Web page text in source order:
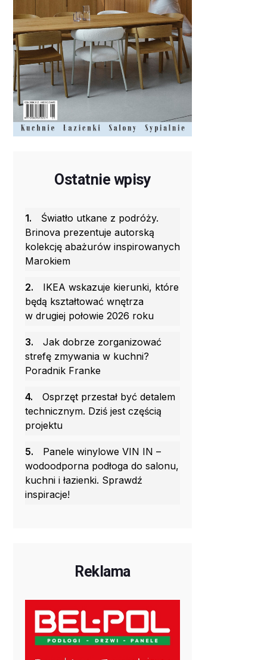
Ostatnie wpisy
1.
Światło utkane z podróży.
Brinova prezentuje autorską
kolekcję abażurów inspirowanych
Marokiem
2.
IKEA wskazuje kierunki, które
będą kształtować wnętrza
w drugiej połowie 2026 roku
3.
Jak dobrze zorganizować
strefę zmywania w kuchni?
Poradnik Franke
4.
Osprzęt przestał być detalem
technicznym. Dziś jest częścią
projektu
5.
Panele winylowe VIN IN –
wodoodporna podłoga do salonu,
kuchni i łazienki. Sprawdź
inspiracje!
Reklama